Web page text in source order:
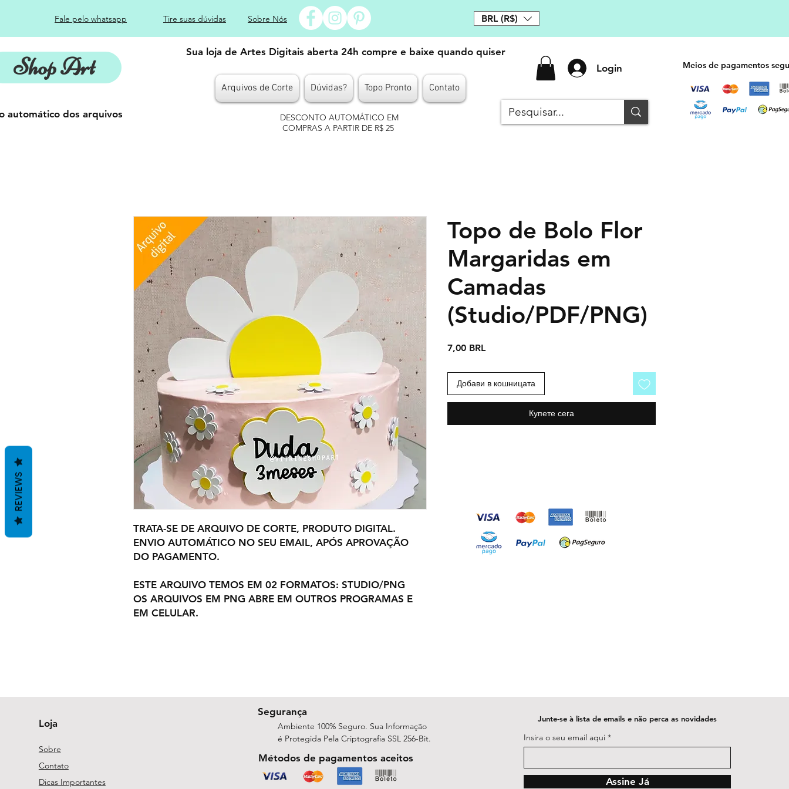
Fale pelo whatsapp Tire suas dúvidas Sobre Nós BRL (R$)
Shop Art
Sua loja de Artes Digitais aberta 24h compre e baixe quando quiser
Arquivos de Corte Dúvidas? Topo Pronto Contato
Login
automático dos arquivos
DESCONTO AUTOMÁTICO EM
COMPRAS A PARTIR DE R$ 25
Meios de pagamentos
TRATA-SE DE ARQUIVO DE CORTE, PRODUTO DIGITAL.
ENVIO AUTOMÁTICO NO SEU EMAIL, APÓS APROVAÇÃO
DO PAGAMENTO.
ESTE ARQUIVO TEMOS EM 02 FORMATOS: STUDIO/PNG
OS ARQUIVOS EM PNG ABRE EM OUTROS PROGRAMAS E
EM CELULAR.
Topo de Bolo Flor
Margaridas em
Camadas
(Studio/PDF/PNG)
7,00 BRLЦена
Добави в кошницата
Купете сега
Loja
Sobre
Contato
Dicas Importantes
Segurança
Ambiente 100% Seguro. Sua Informação
é Protegida Pela Criptografia SSL 256-Bit.
Métodos de pagamentos aceitos
Junte-se à lista de emails e não perca as novidades
Insira o seu email aqui
Assine Já
REVIEWS